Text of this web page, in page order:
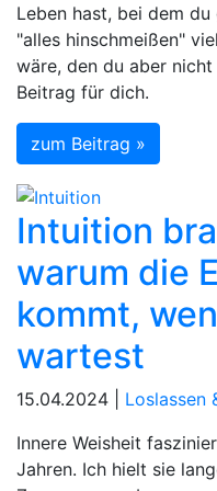
Leben hast, bei dem
"alles hinschmeißen"
wäre, den du aber
Beitrag für dich.
zum Beitrag »
Intuition
warum die
kommt,
wartest
15.04.2024 | Loslassen
Innere Weisheit
Jahren. Ich hielt sie